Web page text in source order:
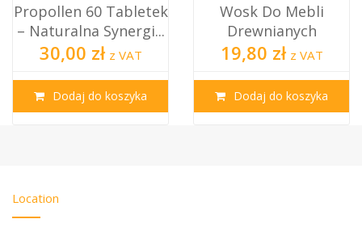
Propollen 60 Tabletek
– Naturalna Synergi...
30,00 zł z VAT
Dodaj do koszyka
Wosk Do Mebli
Drewnianych
19,80 zł z VAT
Dodaj do koszyka
Location